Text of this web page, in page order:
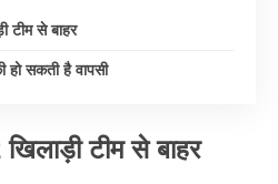
टीम से बाहर
हो सकती है वापसी
टीम से बाहर